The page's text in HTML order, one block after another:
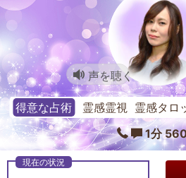
声を聴く
得意な占術
霊感霊視 霊感タロ
1分